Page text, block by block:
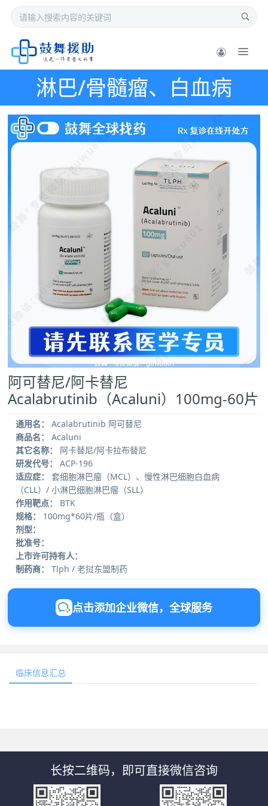
淋巴/骨髓瘤、白血病
阿可替尼/阿卡替尼
Acalabrutinib（Acaluni）100mg-60片
通用名：
Acalabrutinib 阿可替尼
商品名：
Acaluni
其它名称：
阿卡替尼/阿卡拉布替尼
研发代号：
ACP-196
适应症：
套细胞淋巴瘤（MCL）、慢性淋巴细胞白血病
（CLL）/ 小淋巴细胞淋巴瘤（SLL）
作用靶点：
BTK
规格：
100mg*60片/瓶（盒）
剂型：
批准号：
上市许可持有人：
制药商：
Tlph / 老挝东盟制药
点击添加企业微信，全球服务
临床信息汇总
长按二维码，即可直接微信咨询